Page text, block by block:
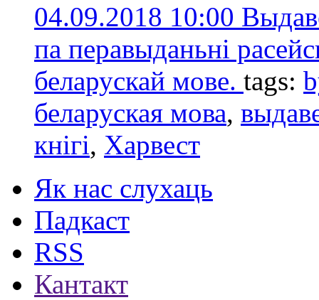
04.09.2018 10:00
па перавыданьні
беларускай мове. tags:
беларуская мова,
кнігі, Харвест
Як нас слухаць
Падкаст
RSS
Кантакт